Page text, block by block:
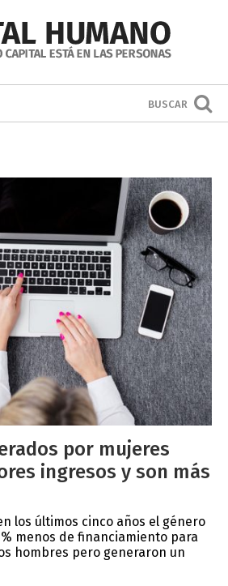
BUSCAR
por mujeres
ingresos y son más
los últimos cinco años el género
menos de financiamiento para
hombres pero generaron un